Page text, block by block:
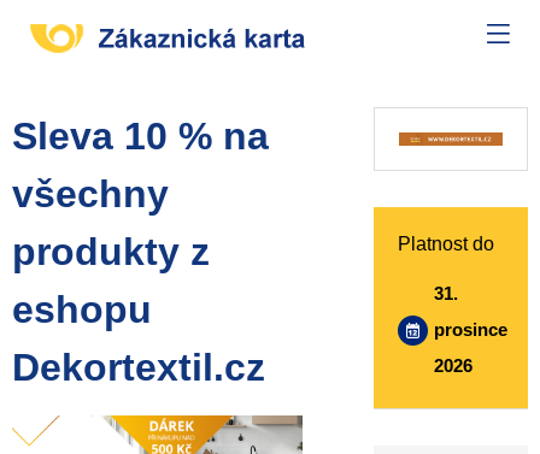
Sleva 10 % na
všechny
produkty z
eshopu
Dekortextil.cz
Platnost do
31.
prosince
2026